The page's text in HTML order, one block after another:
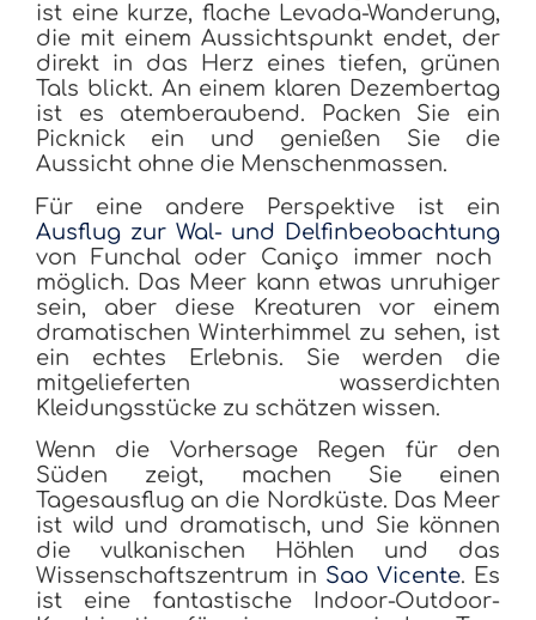
ist eine kurze, flache Levada-Wanderung,
die mit einem Aussichtspunkt endet, der
direkt in das Herz eines tiefen, grünen
Tals blickt. An einem klaren Dezembertag
ist es atemberaubend. Packen Sie ein
Picknick ein und genießen Sie die
Aussicht ohne die Menschenmassen.
Für eine andere Perspektive ist ein
Ausflug zur Wal- und Delfinbeobachtung
von Funchal oder Caniço immer noch
möglich. Das Meer kann etwas unruhiger
sein, aber diese Kreaturen vor einem
dramatischen Winterhimmel zu sehen, ist
ein echtes Erlebnis. Sie werden die
mitgelieferten wasserdichten
Kleidungsstücke zu schätzen wissen.
Wenn die Vorhersage Regen für den
Süden zeigt, machen Sie einen
Tagesausflug an die Nordküste. Das Meer
ist wild und dramatisch, und Sie können
die vulkanischen Höhlen und das
Wissenschaftszentrum in Sao Vicente. Es
ist eine fantastische Indoor-Outdoor-